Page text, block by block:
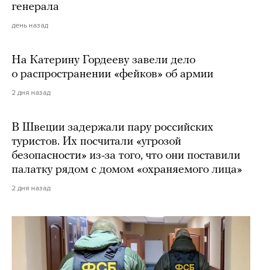
генерала
день назад
На Катерину Гордееву завели дело
о распространении «фейков» об армии
2 дня назад
В Швеции задержали пару российских
туристов. Их посчитали «угрозой
безопасности» из-за того, что они поставили
палатку рядом с домом «охраняемого лица»
2 дня назад